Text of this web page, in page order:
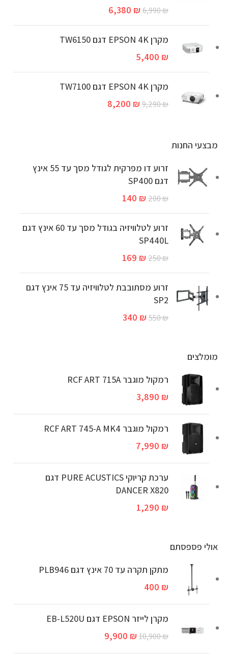
6,990₪
6,380 ₪
מקרן EPSON 4K דגם TW6150
5,400 ₪
מקרן EPSON 4K דגם TW7100
9,290₪
8,200 ₪
מבצעי החנות
זרוע דו מפרקית לגודל מסך עד 55 אינץ
דגם SP400
200₪
140 ₪
זרוע לטלוויזיה בגודל מסך עד 60 אינץ דגם
SP440L
250₪
169 ₪
זרוע מסתובבת לטלוויזיה עד 75 אינץ דגם
SP2
550₪
340 ₪
מומלצים
רמקול מוגבר RCF ART 715A
3,890 ₪
‏רמקול מוגבר RCF ART 745-A MK4
7,990 ₪
ערכת קריוקי PURE ACUSTICS דגם
DANCER X820
1,290 ₪
אולי פספסתם
מתקן תקרה עד 70 אינץ דגם PLB946
400 ₪
מקרן לייזר EPSON דגם EB-L520U
10,900₪
9,900 ₪